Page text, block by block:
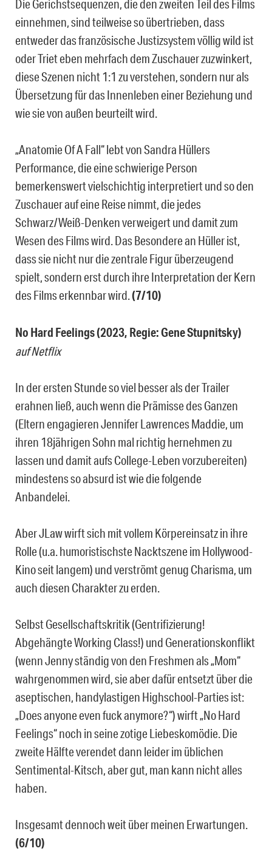
Die Gerichstsequenzen, die den zweiten Teil des Films
einnehmen, sind teilweise so übertrieben, dass
entweder das französische Justizsystem völlig wild ist
oder Triet eben mehrfach dem Zuschauer zuzwinkert,
diese Szenen nicht 1:1 zu verstehen, sondern nur als
Übersetzung für das Innenleben einer Beziehung und
wie sie von außen beurteilt wird.
„Anatomie Of A Fall“ lebt von Sandra Hüllers
Performance, die eine schwierige Person
bemerkenswert vielschichtig interpretiert und so den
Zuschauer auf eine Reise nimmt, die jedes
Schwarz/Weiß-Denken verweigert und damit zum
Wesen des Films wird. Das Besondere an Hüller ist,
dass sie nicht nur die zentrale Figur überzeugend
spielt, sondern erst durch ihre Interpretation der Kern
des Films erkennbar wird.(7/10)
No Hard Feelings (2023, Regie: Gene Stupnitsky)
auf Netflix
In der ersten Stunde so viel besser als der Trailer
erahnen ließ, auch wenn die Prämisse des Ganzen
(Eltern engagieren Jennifer Lawrences Maddie, um
ihren 18jährigen Sohn mal richtig hernehmen zu
lassen und damit aufs College-Leben vorzubereiten)
mindestens so absurd ist wie die folgende
Anbandelei.
Aber JLaw wirft sich mit vollem Körpereinsatz in ihre
Rolle (u.a. humoristischste Nacktszene im Hollywood-
Kino seit langem) und verströmt genug Charisma, um
auch diesen Charakter zu erden.
Selbst Gesellschaftskritik (Gentrifizierung!
Abgehängte Working Class!) und Generationskonflikt
(wenn Jenny ständig von den Freshmen als „Mom“
wahrgenommen wird, sie aber dafür entsetzt über die
aseptischen, handylastigen Highschool-Parties ist:
„Does anyone even fuck anymore?“) wirft „No Hard
Feelings“ noch in seine zotige Liebeskomödie. Die
zweite Hälfte verendet dann leider im üblichen
Sentimental-Kitsch, aber gut, man kann nicht alles
haben.
Insgesamt dennoch weit über meinen Erwartungen.
(6/10)